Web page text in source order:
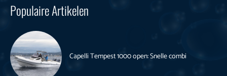
Populaire Artikelen
Capelli Tempest 1000 open: Snelle combi